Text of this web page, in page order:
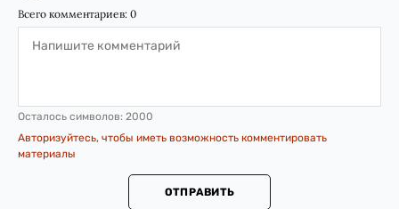
Всего комментариев: 0
Осталось символов: 2000
Авторизуйтесь, чтобы иметь возможность комментировать
материалы
ОТПРАВИТЬ